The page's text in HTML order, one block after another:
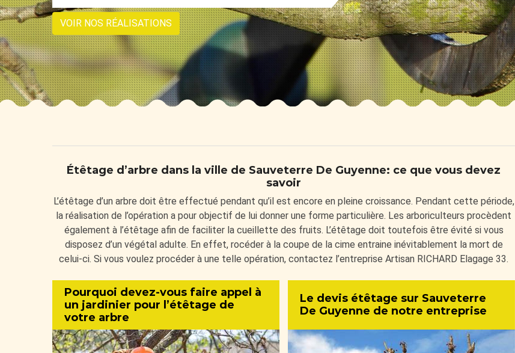
VOIR NOS RÉALISATIONS
Étêtage d’arbre dans la ville de Sauveterre De Guyenne: ce que vous devez
savoir
L’étêtage d’un arbre doit être effectué pendant qu’il est encore en pleine croissance. Pendant cette période,
la réalisation de l’opération a pour objectif de lui donner une forme particulière. Les arboriculteurs procèdent
également à l’étêtage afin de faciliter la cueillette des fruits. L’étêtage doit toutefois être évité si vous
disposez d’un végétal adulte. En effet, rocéder à la coupe de la cime entraine inévitablement la mort de
celui-ci. Si vous voulez procéder à une telle opération, contactez l’entreprise Artisan RICHARD Elagage 33.
Pourquoi devez-vous faire appel à
un jardinier pour l’étêtage de
votre arbre
Le devis étêtage sur Sauveterre
De Guyenne de notre entreprise